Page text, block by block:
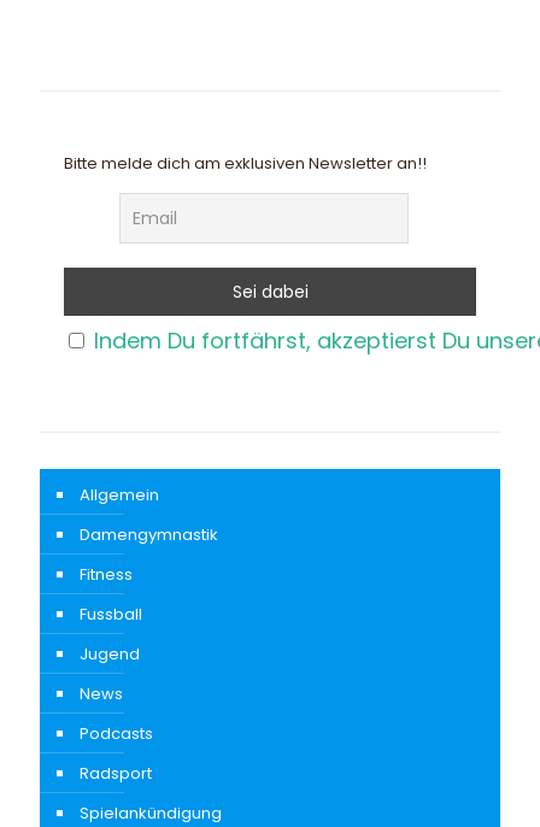
Bitte melde dich am exklusiven Newsletter an!!
Indem Du fortfährst, akzeptierst Du
Allgemein
Damengymnastik
Fitness
Fussball
Jugend
News
Podcasts
Radsport
Spielankündigung